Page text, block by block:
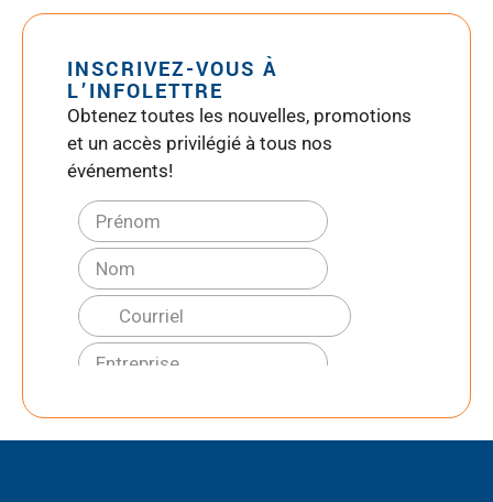
INSCRIVEZ-VOUS À
L’INFOLETTRE
Obtenez toutes les nouvelles, promotions
et un accès privilégié à tous nos
événements!